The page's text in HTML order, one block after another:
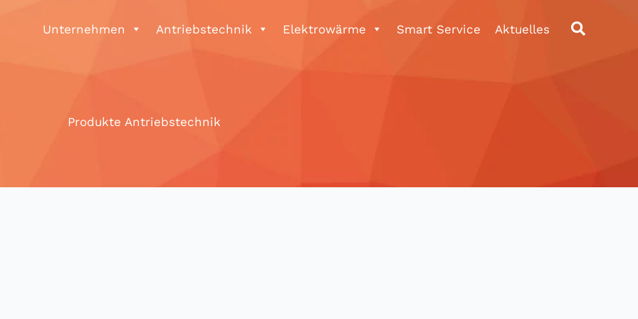
Unternehmen Antriebstechnik Elektrowärme Smart Service Aktuelles
Produkte Antriebstechnik